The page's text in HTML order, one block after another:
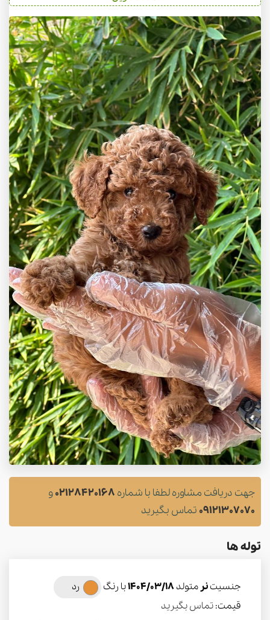
جهت دریافت مشاوره لطفا با شماره 02128420168و
09121307070 تماس بگیرید
توله ها
جنسیتنرمتولد1404/03/18با رنگ
رد
قیمت:تماس بگیرید